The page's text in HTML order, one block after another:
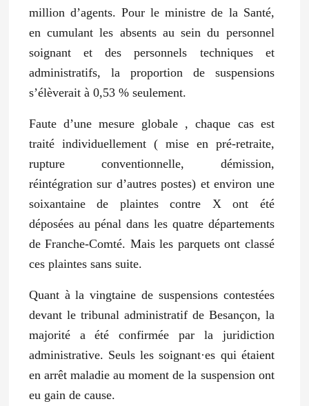
million d’agents. Pour le ministre de la Santé,
en cumulant les absents au sein du personnel
soignant et des personnels techniques et
administratifs, la proportion de suspensions
s’élèverait à 0,53 % seulement.
Faute d’une mesure globale , chaque cas est
traité individuellement ( mise en pré-retraite,
rupture conventionnelle, démission,
réintégration sur d’autres postes) et environ une
soixantaine de plaintes contre X ont été
déposées au pénal dans les quatre départements
de Franche-Comté. Mais les parquets ont classé
ces plaintes sans suite.
Quant à la vingtaine de suspensions contestées
devant le tribunal administratif de Besançon, la
majorité a été confirmée par la juridiction
administrative. Seuls les soignant·es qui étaient
en arrêt maladie au moment de la suspension ont
eu gain de cause.